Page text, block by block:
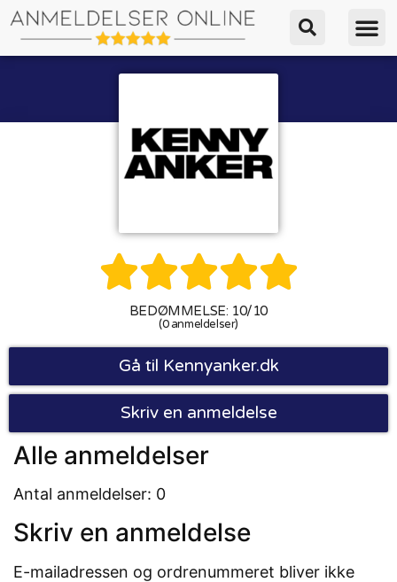

BEDØMMELSE: 10/10
(0 anmeldelser)
Gå til Kennyanker.dk
Skriv en anmeldelse
Alle anmeldelser
Antal anmeldelser: 0
Skriv en anmeldelse
E-mailadressen og ordrenummeret bliver ikke